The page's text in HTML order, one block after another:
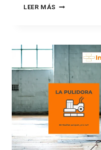
LEER MÁS 84
BUEN
TRABAJADOR
MEJOR
PERSONA